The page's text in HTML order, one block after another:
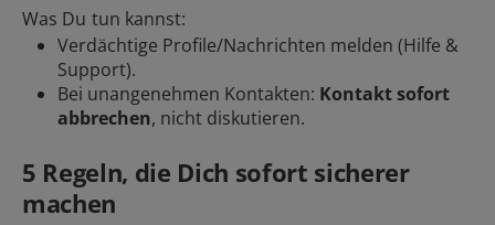
Was Du tun kannst:
Verdächtige Profile/Nachrichten melden (Hilfe &
Support).
Bei unangenehmen Kontakten: Kontakt sofort
abbrechen, nicht diskutieren.
5 Regeln, die Dich sofort sicherer
machen